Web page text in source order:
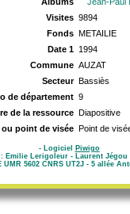
Visites 9894
Fonds METAILIE
Date 1 1994
Commune AUZAT
Secteur Bassiès
de département 9
de la ressource Diapositive
point de visée Point de
- Logiciel
Piwigo
Emilie Lerigoleur - Laurent Jégou
UMR 5602 CNRS UT2J - 5 allée